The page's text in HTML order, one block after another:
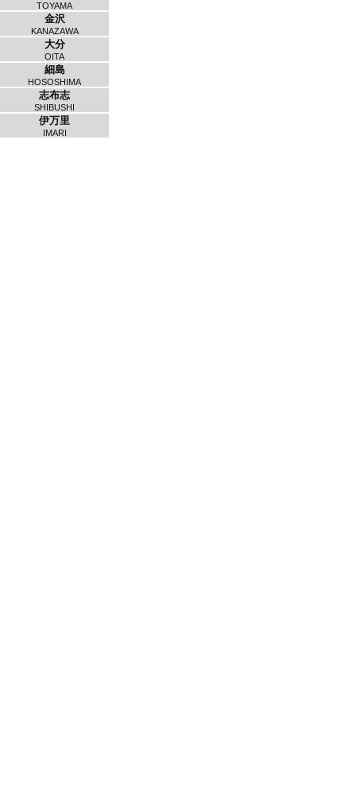
TOYAMA
金沢
KANAZAWA
大分
OITA
細島
HOSOSHIMA
志布志
SHIBUSHI
伊万里
IMARI